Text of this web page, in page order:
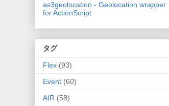
as3geolocation - Geolocation wrapper
for ActionScript
タグ
Flex (93)
Event (60)
AIR (58)